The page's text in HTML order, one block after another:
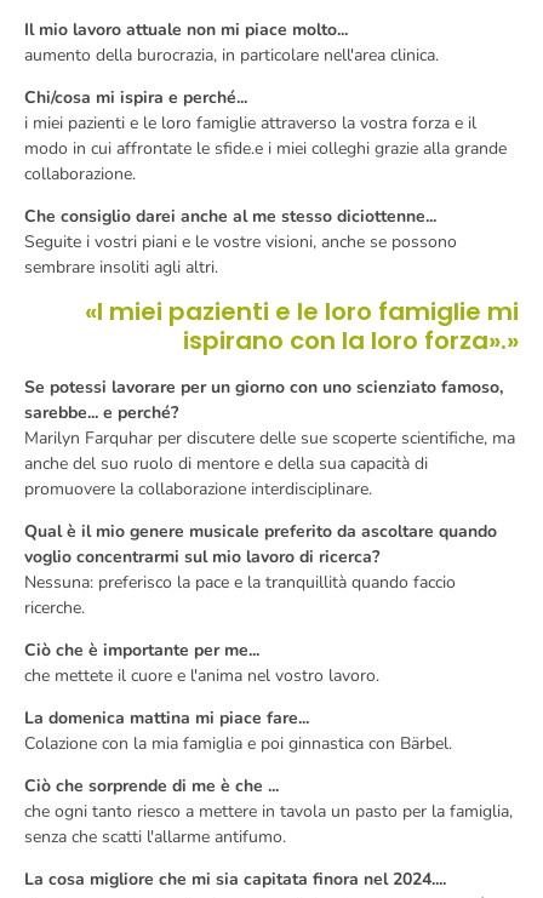
Il mio lavoro attuale non mi piace molto...
aumento della burocrazia, in particolare nell'area clinica.
Chi/cosa mi ispira e perché...
i miei pazienti e le loro famiglie attraverso la vostra forza e il
modo in cui affrontate le sfide.e i miei colleghi grazie alla grande
collaborazione.
Che consiglio darei anche al me stesso diciottenne...
Seguite i vostri piani e le vostre visioni, anche se possono
sembrare insoliti agli altri.
«I miei pazienti e le loro famiglie mi
ispirano con la loro forza».»
Se potessi lavorare per un giorno con uno scienziato famoso,
sarebbe... e perché?
Marilyn Farquhar per discutere delle sue scoperte scientifiche, ma
anche del suo ruolo di mentore e della sua capacità di
promuovere la collaborazione interdisciplinare.
Qual è il mio genere musicale preferito da ascoltare quando
voglio concentrarmi sul mio lavoro di ricerca?
Nessuna: preferisco la pace e la tranquillità quando faccio
ricerche.
Ciò che è importante per me...
che mettete il cuore e l'anima nel vostro lavoro.
La domenica mattina mi piace fare...
Colazione con la mia famiglia e poi ginnastica con Bärbel.
Ciò che sorprende di me è che ...
che ogni tanto riesco a mettere in tavola un pasto per la famiglia,
senza che scatti l'allarme antifumo.
La cosa migliore che mi sia capitata finora nel 2024....